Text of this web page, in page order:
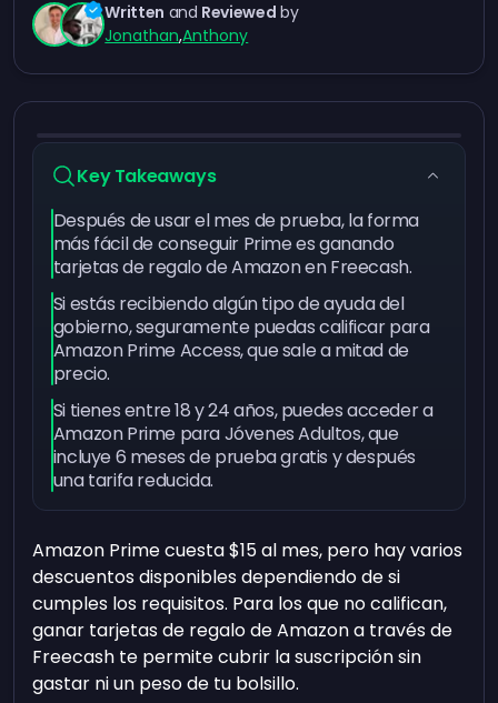
Written and Reviewed by
Jonathan,Anthony
Key Takeaways
Después de usar el mes de prueba, la forma
más fácil de conseguir Prime es ganando
tarjetas de regalo de Amazon en Freecash.
Si estás recibiendo algún tipo de ayuda del
gobierno, seguramente puedas calificar para
Amazon Prime Access, que sale a mitad de
precio.
Si tienes entre 18 y 24 años, puedes acceder a
Amazon Prime para Jóvenes Adultos, que
incluye 6 meses de prueba gratis y después
una tarifa reducida.
Amazon Prime cuesta $15 al mes, pero hay varios
descuentos disponibles dependiendo de si
cumples los requisitos. Para los que no califican,
ganar tarjetas de regalo de Amazon a través de
Freecash te permite cubrir la suscripción sin
gastar ni un peso de tu bolsillo.